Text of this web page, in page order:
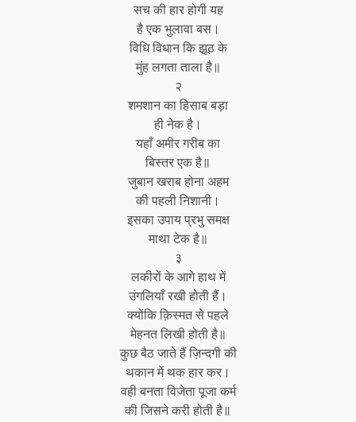
सच की हार होगी यह
है एक भुलावा बस।
विधि विधान कि झूठ के
मुंह लगता ताला है॥
२
शमशान का हिसाब बड़ा
ही नेक है।
यहाँ अमीर गरीब का
बिस्तर एक है॥
जुबान खराब होना अहम
की पहली निशानी।
इसका उपाय प्रभु समक्ष
माथा टेक है॥
३
लकीरों के आगे हाथ में
उंगलियाँ रखी होती हैं।
क्योंकि क़िस्मत से पहले
मेहनत लिखी होती है॥
कुछ बैठ जाते हैं ज़िन्दगी की
थकान में थक हार कर।
वही बनता विजेता पूजा कर्म
की जिसने करी होती है॥